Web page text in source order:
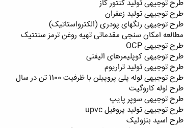
طرح توجیهی تولید کنتور گاز
طرح توجیهی تولید زعفران
طرح توجیهی رنگهای پودری (الکترواستاتیک)
مطالعه امکان سنجی مقدماتی تهیه روغن ترمز سنتتیک
طرح توجیهی OCP
طرح توجیهی کوپلیمرهای الیفنی
طرح توجیهی تولید تراریوم
طرح توجیهی لوله پلی پروپیلن با ظرفیت 1100 تن در سال
طرح لوله کاروگیت
طرح توجیهی سوپر پایپ
طرح توجیهی تولید پروفیل upvc
طرح اسید بنزوئیک